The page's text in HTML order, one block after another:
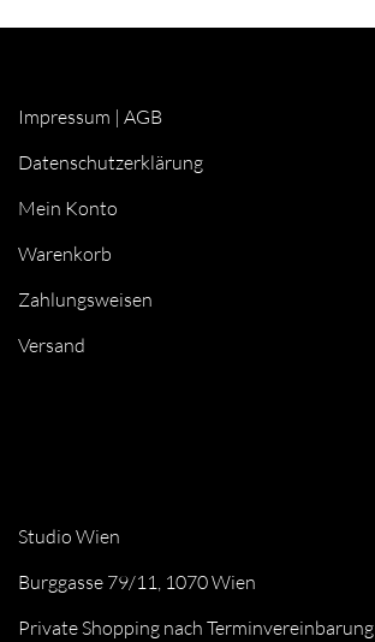
Impressum | AGB
Datenschutzerklärung
Mein Konto
Warenkorb
Zahlungsweisen
Versand
Studio Wien
Burggasse 79/11, 1070 Wien
Private Shopping nach Terminvereinbarung